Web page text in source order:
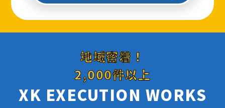
地域密着！
2,000件以上
XK EXECUTION WORKS